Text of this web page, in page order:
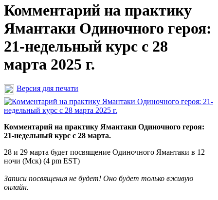
Комментарий на практику
Ямантаки Одиночного героя:
21-недельный курс с 28
марта 2025 г.
Версия для печати
Комментарий на практику Ямантаки Одиночного героя:
21-недельный курс с 28 марта.
28 и 29 марта будет посвящение Одиночного Ямантаки в 12
ночи (Мск) (4 pm EST)
Записи посвящения не будет! Оно будет только вживую
онлайн.